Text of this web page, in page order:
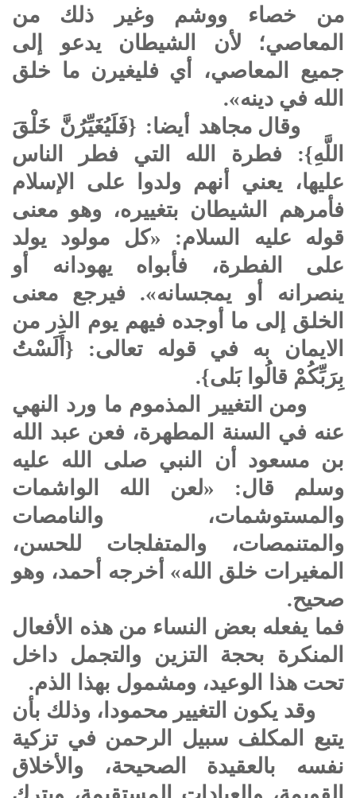
من خصاء ووشم وغير ذلك من
المعاصي؛ لأن الشيطان يدعو إلى
جميع المعاصي، أي فليغيرن ما خلق
الله في دينه».
وقال مجاهد أيضا: {فَلَيُغَيِّرُنَّ خَلْقَ
اللَّهِ}: فطرة الله التي فطر الناس
عليها، يعني أنهم ولدوا على الإسلام
فأمرهم الشيطان بتغييره، وهو معنى
قوله عليه السلام: «كل مولود يولد
على الفطرة، فأبواه يهودانه أو
ينصرانه أو يمجسانه». فيرجع معنى
الخلق إلى ما أوجده فيهم يوم الذر من
الايمان به في قوله تعالى: {أَلَسْتُ
بِرَبِّكُمْ قالُوا بَلى}.
ومن التغيير المذموم ما ورد النهي
عنه في السنة المطهرة، فعن عبد الله
بن مسعود أن النبي صلى الله عليه
وسلم قال: «لعن الله الواشمات
والمستوشمات، والنامصات
والمتنمصات، والمتفلجات للحسن،
المغيرات خلق الله» أخرجه أحمد، وهو
صحيح.
فما يفعله بعض النساء من هذه الأفعال
المنكرة بحجة التزين والتجمل داخل
تحت هذا الوعيد، ومشمول بهذا الذم.
وقد يكون التغيير محمودا، وذلك بأن
يتبع المكلف سبيل الرحمن في تزكية
نفسه بالعقيدة الصحيحة، والأخلاق